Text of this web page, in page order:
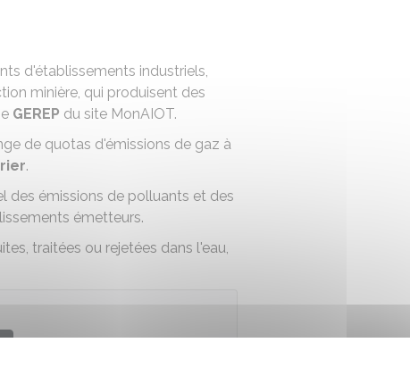
d'établissements industriels,
minière, qui produisent des
GEREP du site MonAIOT.
de quotas d'émissions de gaz à
.
des émissions de polluants et des
émetteurs.
traitées ou rejetées dans l'eau,